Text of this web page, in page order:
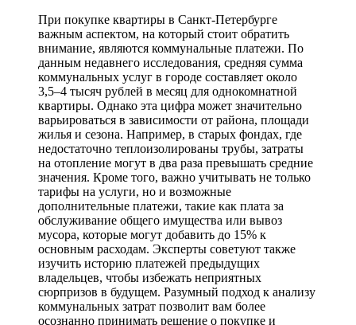
При покупке квартиры в Санкт-Петербурге
важным аспектом, на который стоит обратить
внимание, являются коммунальные платежи. По
данным недавнего исследования, средняя сумма
коммунальных услуг в городе составляет около
3,5–4 тысяч рублей в месяц для однокомнатной
квартиры. Однако эта цифра может значительно
варьироваться в зависимости от района, площади
жилья и сезона. Например, в старых фондах, где
недостаточно теплоизолированы трубы, затраты
на отопление могут в два раза превышать средние
значения. Кроме того, важно учитывать не только
тарифы на услуги, но и возможные
дополнительные платежи, такие как плата за
обслуживание общего имущества или вывоз
мусора, которые могут добавить до 15% к
основным расходам. Эксперты советуют также
изучить историю платежей предыдущих
владельцев, чтобы избежать неприятных
сюрпризов в будущем. Разумный подход к анализу
коммунальных затрат позволит вам более
осознанно принимать решение о покупке и